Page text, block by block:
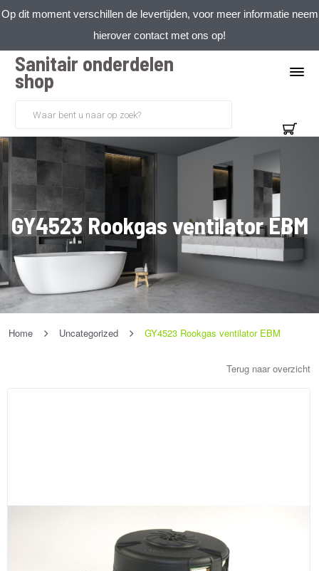
Op dit moment verschillen de levertijden, voor meer informatie neem
hierover contact met ons op!
Sanitair onderdelen
shop
GY4523 Rookgas ventilator EBM
Home Uncategorized GY4523 Rookgas ventilator EBM
Terug naar overzicht